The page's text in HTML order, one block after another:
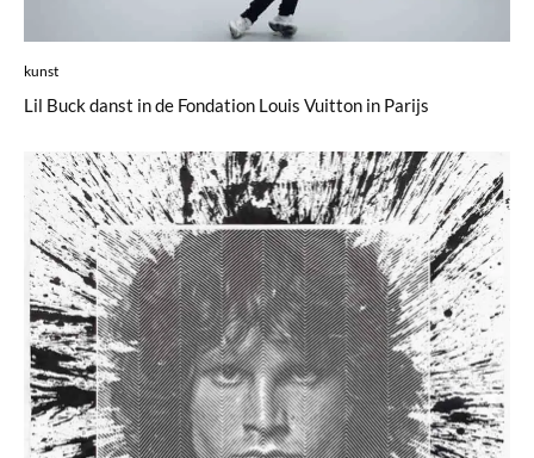
kunst
Lil Buck danst in de Fondation Louis Vuitton in Parijs